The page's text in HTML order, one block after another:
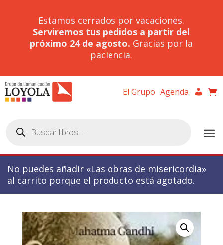
Estamos cerrados por vacaciones.
Serviremos tus pedidos a partir del
próximo 24 de agosto. Gracias por la
paciencia.
El Grupo Agenda
productos
No puedes añadir «Las obras de misericordia»
al carrito porque el producto está agotado.